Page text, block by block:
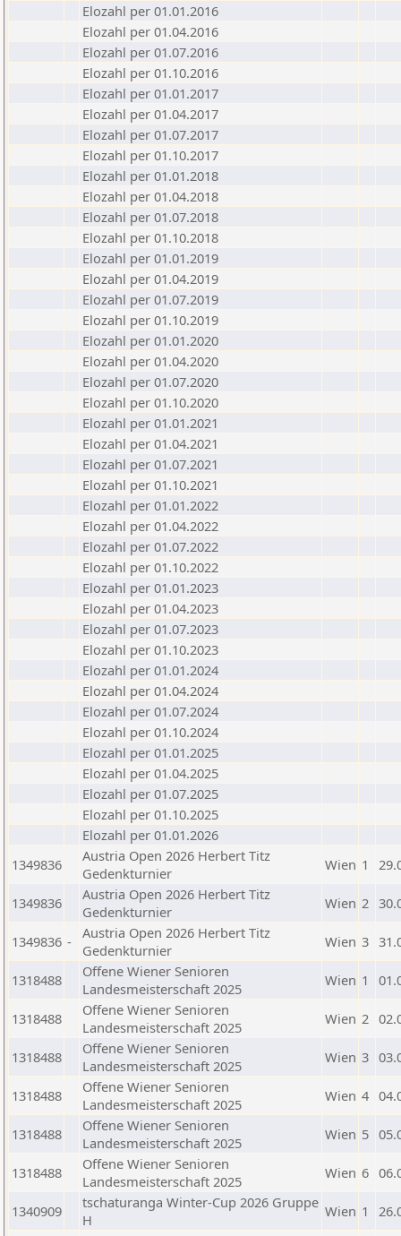
Elozahl per 01.01.2016
Elozahl per 01.04.2016
Elozahl per 01.07.2016
Elozahl per 01.10.2016
Elozahl per 01.01.2017
Elozahl per 01.04.2017
Elozahl per 01.07.2017
Elozahl per 01.10.2017
Elozahl per 01.01.2018
Elozahl per 01.04.2018
Elozahl per 01.07.2018
Elozahl per 01.10.2018
Elozahl per 01.01.2019
Elozahl per 01.04.2019
Elozahl per 01.07.2019
Elozahl per 01.10.2019
Elozahl per 01.01.2020
Elozahl per 01.04.2020
Elozahl per 01.07.2020
Elozahl per 01.10.2020
Elozahl per 01.01.2021
Elozahl per 01.04.2021
Elozahl per 01.07.2021
Elozahl per 01.10.2021
Elozahl per 01.01.2022
Elozahl per 01.04.2022
Elozahl per 01.07.2022
Elozahl per 01.10.2022
Elozahl per 01.01.2023
Elozahl per 01.04.2023
Elozahl per 01.07.2023
Elozahl per 01.10.2023
Elozahl per 01.01.2024
Elozahl per 01.04.2024
Elozahl per 01.07.2024
Elozahl per 01.10.2024
Elozahl per 01.01.2025
Elozahl per 01.04.2025
Elozahl per 01.07.2025
Elozahl per 01.10.2025
Elozahl per 01.01.2026
1349836
Austria Open 2026 Herbert Titz
Gedenkturnier
Wien 1
1349836
Austria Open 2026 Herbert Titz
Gedenkturnier
Wien 2
1349836 -
Austria Open 2026 Herbert Titz
Gedenkturnier
Wien 3
1318488
Offene Wiener Senioren
Landesmeisterschaft 2025
Wien 1
1318488
Offene Wiener Senioren
Landesmeisterschaft 2025
Wien 2
1318488
Offene Wiener Senioren
Landesmeisterschaft 2025
Wien 3
1318488
Offene Wiener Senioren
Landesmeisterschaft 2025
Wien 4
1318488
Offene Wiener Senioren
Landesmeisterschaft 2025
Wien 5
1318488
Offene Wiener Senioren
Landesmeisterschaft 2025
Wien 6
1340909
tschaturanga Winter-Cup 2026 Gruppe
H
Wien 1